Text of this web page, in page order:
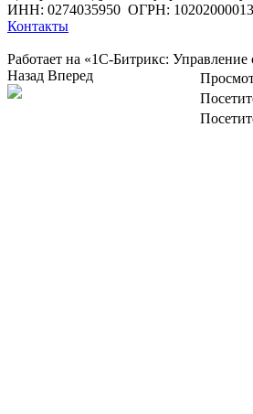
ИНН: 0274035950 ОГРН:
Контакты
Работает на «1С-Битрикс: Управление
Назад Вперед